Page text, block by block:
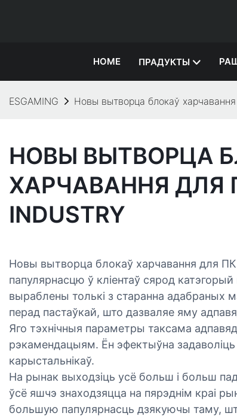
HOME ПРАДУКТЫ
ESGAMING Новы вытворца блокаў
НОВЫ ВЫТВОРЦА
ХАРЧАВАННЯ ДЛЯ
INDUSTRY
Новы вытворца блокаў харчавання для ПК
папулярнасцю ў кліентаў сярод
выраблены толькі з старанна адабраных
перад пастаўкай, што дазваляе яму
Яго тэхнічныя параметры таксама
рэкамендацыям. Ён эфектыўна
карыстальнікаў.
На рынак выходзіць усё больш і больш
ўсё яшчэ знаходзяцца на пярэднім краі
большую папулярнасць дзякуючы таму,